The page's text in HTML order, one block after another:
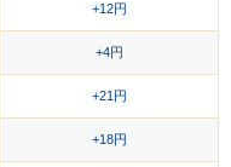
+12円
+4円
+21円
+18円